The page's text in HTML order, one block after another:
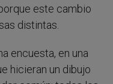
este cambio
distintas.
encuesta, en una
hicieran un dibujo